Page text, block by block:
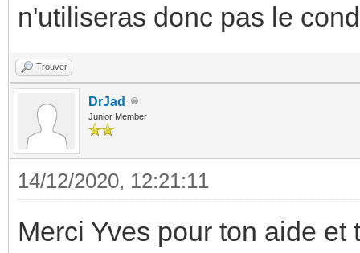
n'utiliseras donc pas le
Trouver
DrJad
Junior Member
14/12/2020, 12:21:11
Merci Yves pour ton aide et